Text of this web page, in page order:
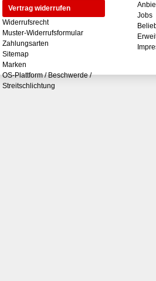
Vertrag widerrufen
Widerrufsrecht
Muster-Widerrufsformular
Zahlungsarten
Sitemap
Marken
OS-Plattform / Beschwerde /
Streitschlichtung
Jobs